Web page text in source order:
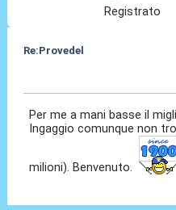
Registrato
Re:Provedel
Per me a mani basse il
Ingaggio comunque non
milioni). Benvenuto.